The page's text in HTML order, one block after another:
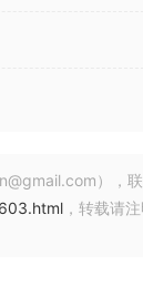
），
，转载请